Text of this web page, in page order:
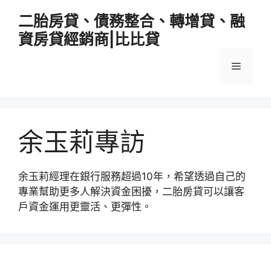
二胎房貸、債務整合、轉增貸、融
資房貸經銷商|比比貸
選
余玉莉專訪
余玉莉經理在銀行服務超過10年，希望透過自己的
專業幫助更多人解決資金困擾，二胎房貸可以讓客
戶資金運用更靈活、更彈性。